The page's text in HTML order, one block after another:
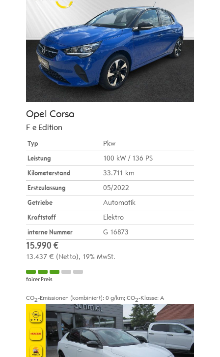
Opel Corsa
F e Edition
Typ
Pkw
Leistung
100 kW / 136 PS
Kilometerstand
33.711 km
Erstzulassung
05/2022
Getriebe
Automatik
Kraftstoff
Elektro
interne Nummer
G 16873
15.990 €
13.437 € (Netto) 19% MwSt.
fairer Preis
CO2-Emissionen (kombiniert): 0 g/km; CO2-Klasse: A